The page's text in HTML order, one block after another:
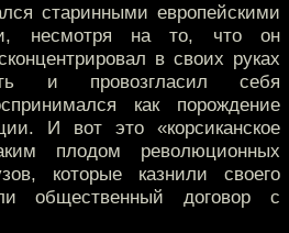
старинными европейскими
несмотря на то, что он
в своих руках
и провозгласил себя
как порождение
И вот это «корсиканское
плодом революционных
которые казнили своего
общественный договор с